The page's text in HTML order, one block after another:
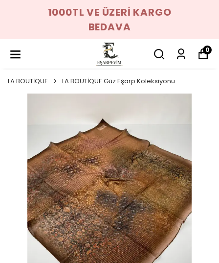
1000TL VE ÜZERİ KARGO
BEDAVA
0
LA BOUTİQUE LA BOUTİQUE Güz Eşarp Koleksiyonu